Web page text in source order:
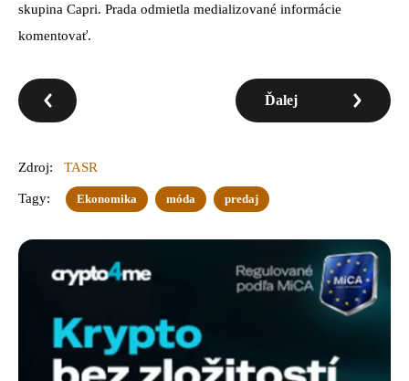
skupina Capri. Prada odmietla medializované informácie
komentovať.
Ďalej
Zdroj: TASR
Tagy: Ekonomika móda predaj